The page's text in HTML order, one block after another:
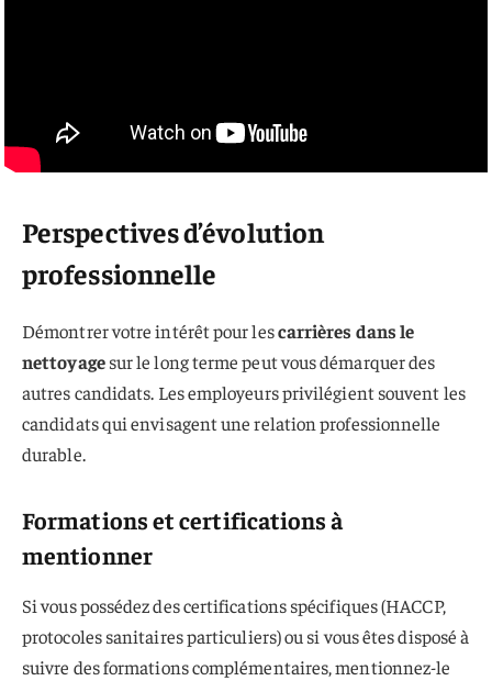
Perspectives d’évolution
professionnelle
Démontrer votre intérêt pour lescarrières dans le
nettoyagesur le long terme peut vous démarquer des
autres candidats. Les employeurs privilégient souvent les
candidats qui envisagent une relation professionnelle
durable.
Formations et certifications à
mentionner
Si vous possédez des certifications spécifiques (HACCP,
protocoles sanitaires particuliers) ou si vous êtes disposé à
suivre des formations complémentaires, mentionnez-le